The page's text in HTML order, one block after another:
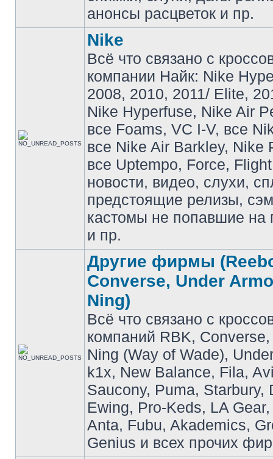
анонсы расцветок и пр.
Nike
Всё что связано с
компании Найк: Nike
2008, 2010, 2011/ Elite,
Nike Hyperfuse, Nike Air
все Foams, VC I-V, все
все Nike Air Barkley, Nike
все Uptempo, Force,
новости, видео, слухи,
предстоящие релизы,
кастомы не попавшие на
и пр.
Другие фирмы
Converse, Under
Ning)
Всё что связано с
компаний RBK,
Ning (Way of Wade),
k1x, New Balance, Fila,
Saucony, Puma, Starbury,
Ewing, Pro-Keds, LA
Anta, Fubu, Akademics,
Genius и всех прочих